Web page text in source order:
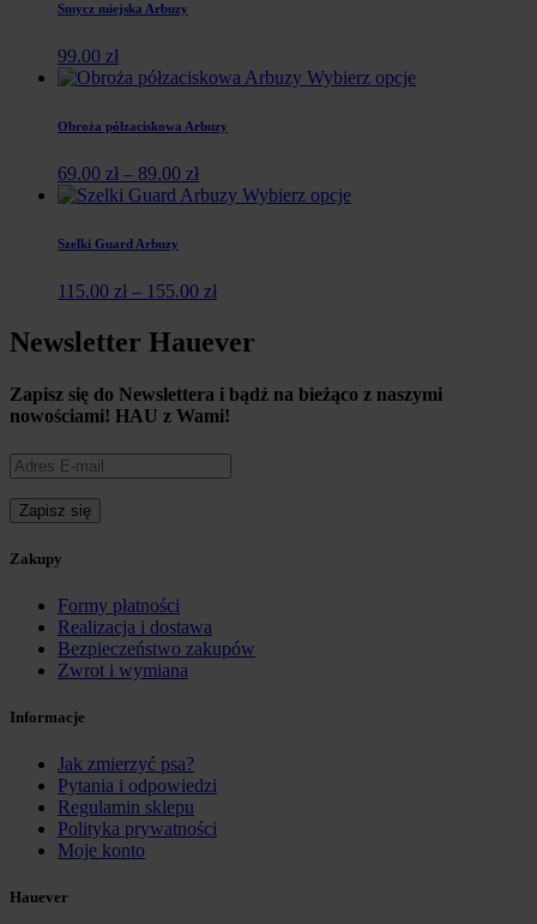
Smycz miejska Arbuzy
99.00 zł
Wybierz opcje
Obroża półzaciskowa Arbuzy
69.00 zł – 89.00 zł
Wybierz opcje
Szelki Guard Arbuzy
115.00 zł – 155.00 zł
Newsletter Hauever
Zapisz się do Newslettera i bądź na bieżąco z naszymi
nowościami! HAU z Wami!
Zakupy
Formy płatności
Realizacja i dostawa
Bezpieczeństwo zakupów
Zwrot i wymiana
Informacje
Jak zmierzyć psa?
Pytania i odpowiedzi
Regulamin sklepu
Polityka prywatności
Moje konto
Hauever